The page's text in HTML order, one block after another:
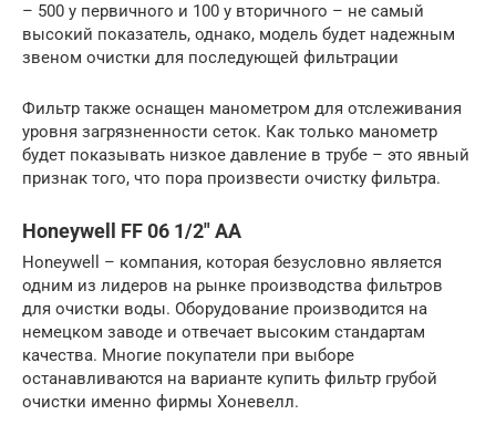
– 500 у первичного и 100 у вторичного – не самый
высокий показатель, однако, модель будет надежным
звеном очистки для последующей фильтрации
Фильтр также оснащен манометром для отслеживания
уровня загрязненности сеток. Как только манометр
будет показывать низкое давление в трубе – это явный
признак того, что пора произвести очистку фильтра.
Honeywell FF 06 1/2″ AA
Honeywell – компания, которая безусловно является
одним из лидеров на рынке производства фильтров
для очистки воды. Оборудование производится на
немецком заводе и отвечает высоким стандартам
качества. Многие покупатели при выборе
останавливаются на варианте купить фильтр грубой
очистки именно фирмы Хоневелл.